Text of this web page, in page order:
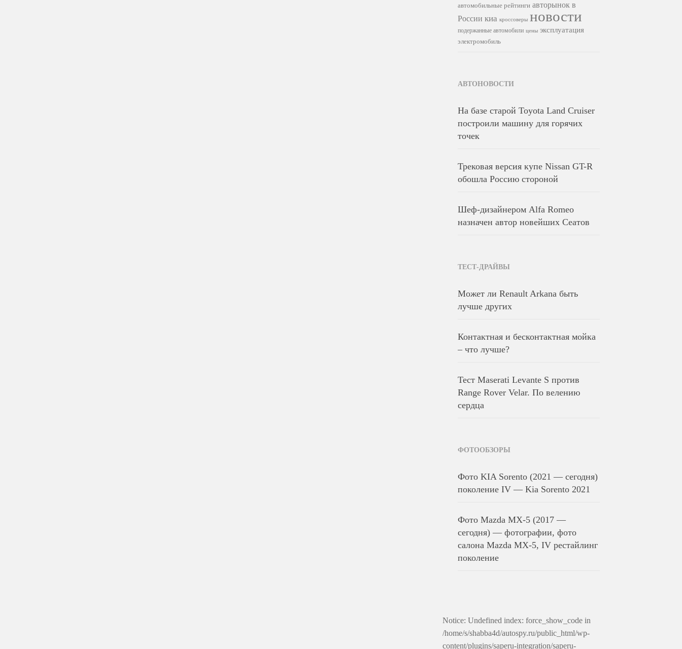
автомобильные рейтинги авторынок в
России киа кроссоверы новости
подержанные автомобили цены эксплуатация
электромобиль
АВТОНОВОСТИ
На базе старой Toyota Land Cruiser
построили машину для горячих
точек
Трековая версия купе Nissan GT-R
обошла Россию стороной
Шеф-дизайнером Alfa Romeo
назначен автор новейших Сеатов
ТЕСТ-ДРАЙВЫ
Может ли Renault Arkana быть
лучше других
Контактная и бесконтактная мойка
– что лучше?
Тест Maserati Levante S против
Range Rover Velar. По велению
сердца
ФОТООБЗОРЫ
Фото KIA Sorento (2021 — сегодня)
поколение IV — Kia Sorento 2021
Фото Mazda MX-5 (2017 —
сегодня) — фотографии, фото
салона Mazda MX-5, IV рестайлинг
поколение
Notice: Undefined index: force_show_code in
/home/s/shabba4d/autospy.ru/public_html/wp-
content/plugins/saperu-integration/saperu-